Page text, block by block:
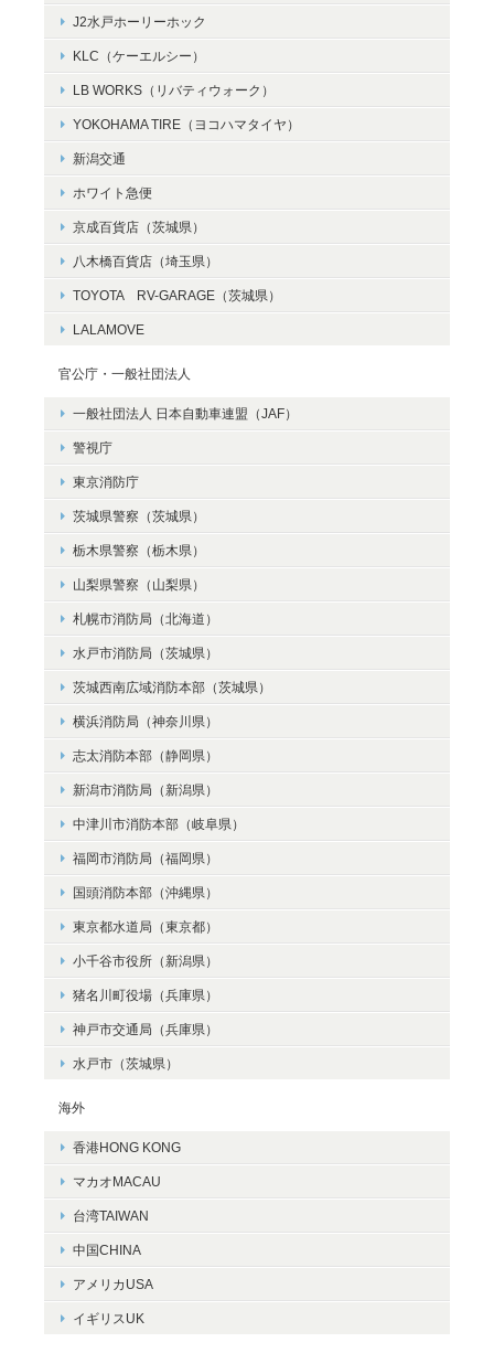
J2水戸ホーリーホック
KLC（ケーエルシー）
LB WORKS（リバティウォーク）
YOKOHAMA TIRE（ヨコハマタイヤ）
新潟交通
ホワイト急便
京成百貨店（茨城県）
八木橋百貨店（埼玉県）
TOYOTA RV-GARAGE（茨城県）
LALAMOVE
官公庁・一般社団法人
一般社団法人 日本自動車連盟（JAF）
警視庁
東京消防庁
茨城県警察（茨城県）
栃木県警察（栃木県）
山梨県警察（山梨県）
札幌市消防局（北海道）
水戸市消防局（茨城県）
茨城西南広域消防本部（茨城県）
横浜消防局（神奈川県）
志太消防本部（静岡県）
新潟市消防局（新潟県）
中津川市消防本部（岐阜県）
福岡市消防局（福岡県）
国頭消防本部（沖縄県）
東京都水道局（東京都）
小千谷市役所（新潟県）
猪名川町役場（兵庫県）
神戸市交通局（兵庫県）
水戸市（茨城県）
海外
香港HONG KONG
マカオMACAU
台湾TAIWAN
中国CHINA
アメリカUSA
イギリスUK